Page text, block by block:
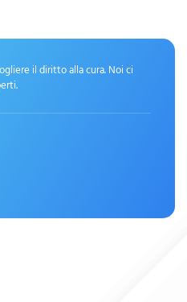
il diritto alla cura. Noi ci